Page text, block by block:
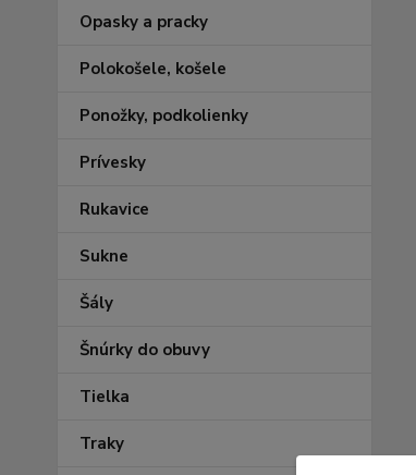
Opasky a pracky
Polokošele, košele
Ponožky, podkolienky
Prívesky
Rukavice
Sukne
Šály
Šnúrky do obuvy
Tielka
Traky